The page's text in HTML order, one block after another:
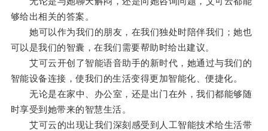
够给出相关的答案。
她可以作为我们的朋友，在我们独处时陪伴我们；她也
可以是我们的智囊，在我们需要帮助时给出建议。
艾可云开创了智能语音助手的新时代，她通过与我们的
智能设备连接，使我们的生活变得更加智能化、便捷化。
无论是在家中、办公室，还是出门在外，我们都能够随
时享受到她带来的智慧生活。
艾可云的出现让我们深刻感受到人工智能技术给生活带